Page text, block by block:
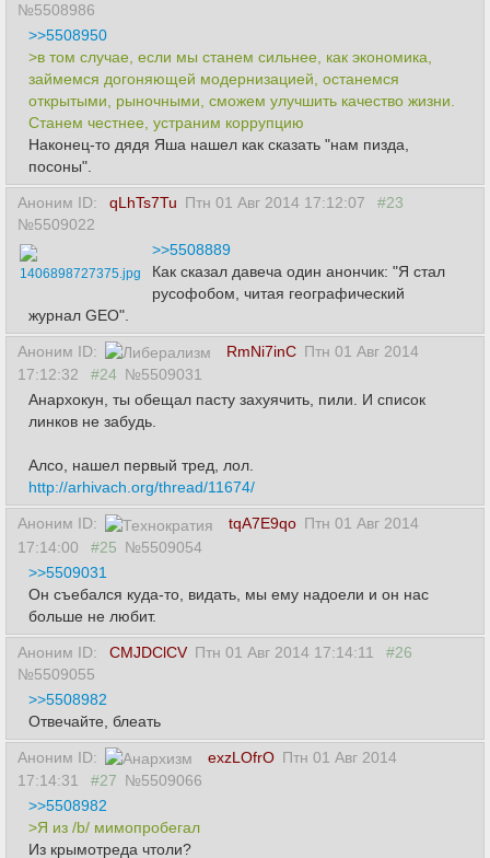
№5508986
>>5508950
>в том случае, если мы станем сильнее, как экономика,
займемся догоняющей модернизацией, останемся
открытыми, рыночными, сможем улучшить качество жизни.
Станем честнее, устраним коррупцию
Наконец-то дядя Яша нашел как сказать "нам пизда,
посоны".
Аноним ID: qLhTs7Tu Птн 01 Авг 2014 17:12:07
#23
№5509022
1406898727375.jpg
>>5508889
Как сказал давеча один анончик: "Я стал
русофобом, читая географический
журнал GEO".
Аноним ID: RmNi7inC Птн 01 Авг 2014
17:12:32
#24 №5509031
Анархокун, ты обещал пасту захуячить, пили. И список
линков не забудь.
Алсо, нашел первый тред, лол.
http://arhivach.org/thread/11674/
Аноним ID: tqA7E9qo Птн 01 Авг 2014
17:14:00
#25 №5509054
>>5509031
Он съебался куда-то, видать, мы ему надоели и он нас
больше не любит.
Аноним ID: CMJDClCV Птн 01 Авг 2014 17:14:11
#26
№5509055
>>5508982
Отвечайте, блеать
Аноним ID: exzLOfrO Птн 01 Авг 2014
17:14:31
#27 №5509066
>>5508982
>Я из /b/ мимопробегал
Из крымотреда чтоли?